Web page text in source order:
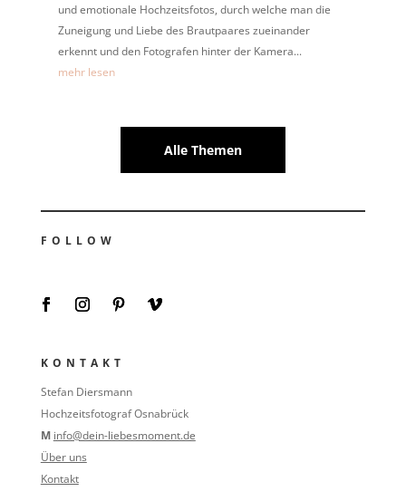
und emotionale Hochzeitsfotos, durch welche man die
Zuneigung und Liebe des Brautpaares zueinander
erkennt und den Fotografen hinter der Kamera...
mehr lesen
Alle Themen
FOLLOW
KONTAKT
Stefan Diersmann
Hochzeitsfotograf Osnabrück
M info@dein-liebesmoment.de
Über uns
Kontakt